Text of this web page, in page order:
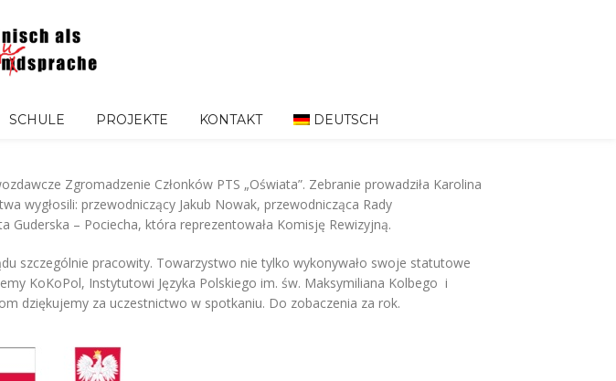
SCHULE PROJEKTE KONTAKT DEUTSCH
Zgromadzenie Członków PTS „Oświata”. Zebranie prowadziła Karolina
wygłosili: przewodniczący Jakub Nowak, przewodnicząca Rady
– Pociecha, która reprezentowała Komisję Rewizyjną.
szczególnie pracowity. Towarzystwo nie tylko wykonywało swoje statutowe
KoKoPol, Instytutowi Języka Polskiego im. św. Maksymiliana Kolbego i
dziękujemy za uczestnictwo w spotkaniu. Do zobaczenia za rok.